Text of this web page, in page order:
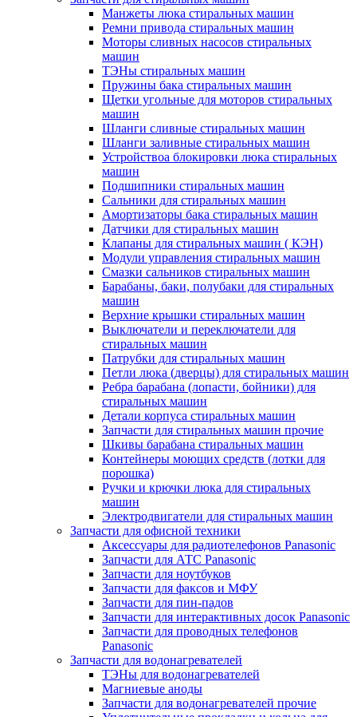
Манжеты люка стиральных машин
Ремни привода стиральных машин
Моторы сливных насосов стиральных
машин
ТЭНы стиральных машин
Пружины бака стиральных машин
Щетки угольные для моторов стиральных
машин
Шланги сливные стиральных машин
Шланги заливные стиральных машин
Устройствоа блокировки люка стиральных
машин
Подшипники стиральных машин
Сальники для стиральных машин
Амортизаторы бака стиральных машин
Датчики для стиральных машин
Клапаны для стиральных машин ( КЭН)
Модули управления стиральных машин
Смазки сальников стиральных машин
Барабаны, баки, полубаки для стиральных
машин
Верхние крышки стиральных машин
Выключатели и переключатели для
стиральных машин
Патрубки для стиральных машин
Петли люка (дверцы) для стиральных машин
Ребра барабана (лопасти, бойники) для
стиральных машин
Детали корпуса стиральных машин
Запчасти для стиральных машин прочие
Шкивы барабана стиральных машин
Контейнеры моющих средств (лотки для
порошка)
Ручки и крючки люка для стиральных
машин
Электродвигатели для стиральных машин
Запчасти для офисной техники
Аксессуары для радиотелефонов Panasonic
Запчасти для АТС Panasonic
Запчасти для ноутбуков
Запчасти для факсов и МФУ
Запчасти для пин-падов
Запчасти для интерактивных досок Panasonic
Запчасти для проводных телефонов
Panasonic
Запчасти для водонагревателей
ТЭНы для водонагревателей
Магниевые аноды
Запчасти для водонагревателей прочие